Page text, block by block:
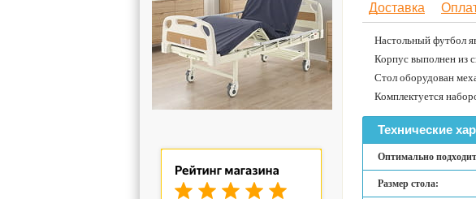
Доставка
Настольный футбол
Корпус выполнен из
Стол оборудован
Комплектуется
Технические
Оптимально
Размер стола: